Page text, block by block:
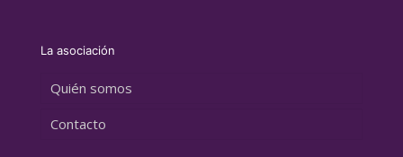
La asociación
Quién somos
Contacto